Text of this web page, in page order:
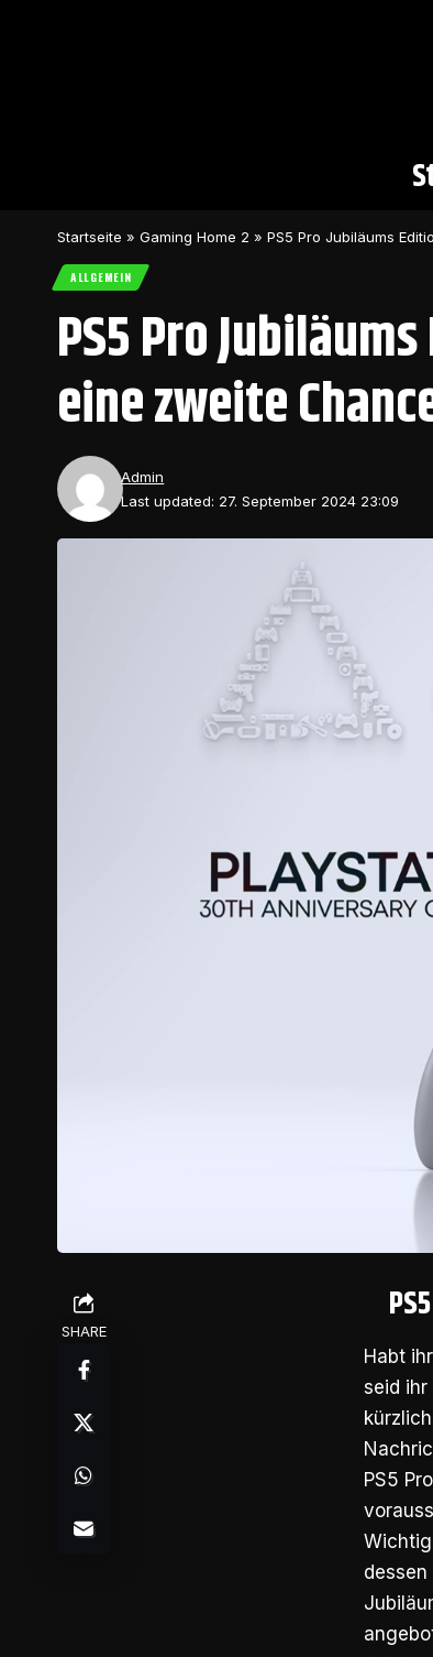
Startseite » Gaming Home 2 » PS5 Pro Jubiläums
ALLGEMEIN
PS5 Pro
eine zweite
Last updated: 27. September 2024 23:09
Admin
SHARE
Habt
seid ihr
PS5
dessen